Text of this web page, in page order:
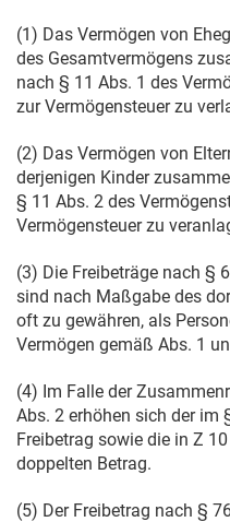
(1) Das Vermögen von
des Gesamtvermögens
nach § 11 Abs. 1 des
zur Vermögensteuer zu
(2) Das Vermögen von
derjenigen Kinder
§ 11 Abs. 2 des
Vermögensteuer zu
(3) Die Freibeträge nach §
sind nach Maßgabe des
oft zu gewähren, als
Vermögen gemäß Abs. 1
(4) Im Falle der
Abs. 2 erhöhen sich der im
Freibetrag sowie die in Z
doppelten Betrag.
(5) Der Freibetrag nach §